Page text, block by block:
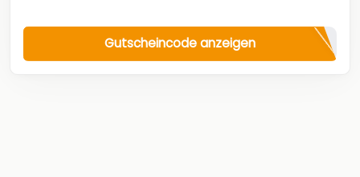
Gutscheincode anzeigen